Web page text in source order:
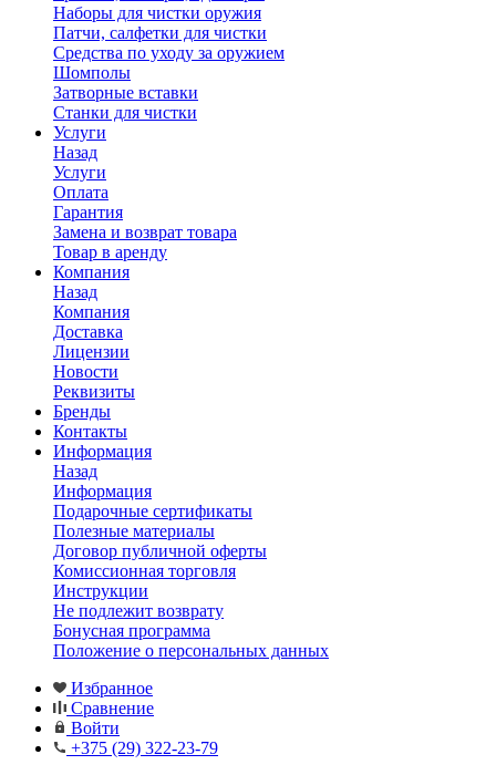
Наборы для чистки оружия
Патчи, салфетки для чистки
Средства по уходу за оружием
Шомполы
Затворные вставки
Станки для чистки
Услуги
Назад
Услуги
Оплата
Гарантия
Замена и возврат товара
Товар в аренду
Компания
Назад
Компания
Доставка
Лицензии
Новости
Реквизиты
Бренды
Контакты
Информация
Назад
Информация
Подарочные сертификаты
Полезные материалы
Договор публичной оферты
Комиссионная торговля
Инструкции
Не подлежит возврату
Бонусная программа
Положение о персональных данных
Избранное
Сравнение
Войти
+375 (29) 322-23-79